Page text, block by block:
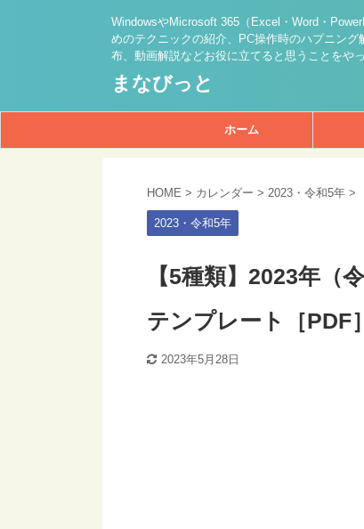
WindowsやMicrosoft 365（Excel・Word・
めのテクニックの紹介、PC操作時のハプニン
布、動画解説などお役に立てると思うことをやっ
まなびっと
ホーム
HOME > カレンダー > 2023・令和5年 >
2023・令和5年
【5種類】2023年（
テンプレート［PDF］
2023年5月28日